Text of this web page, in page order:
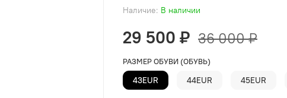
Наличие: В наличии
29 500 ₽ 36 000 ₽
РАЗМЕР ОБУВИ (ОБУВЬ)
43EUR 44EUR 45EUR